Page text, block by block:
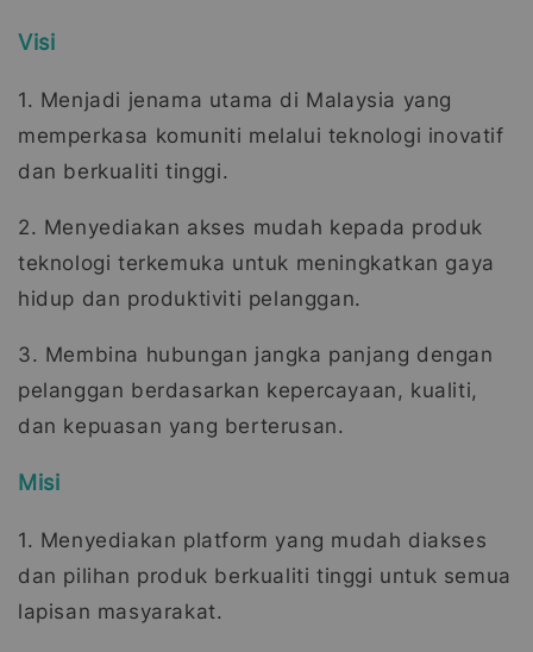
Visi
1. Menjadi jenama utama di Malaysia yang
memperkasa komuniti melalui teknologi inovatif
dan berkualiti tinggi.
2. Menyediakan akses mudah kepada produk
teknologi terkemuka untuk meningkatkan gaya
hidup dan produktiviti pelanggan.
3. Membina hubungan jangka panjang dengan
pelanggan berdasarkan kepercayaan, kualiti,
dan kepuasan yang berterusan.
Misi
1. Menyediakan platform yang mudah diakses
dan pilihan produk berkualiti tinggi untuk semua
lapisan masyarakat.